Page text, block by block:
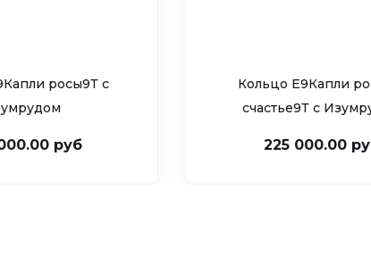
росы9Т c
руб
Кольцо Е9Капли
счастье9Т c
225 000.00